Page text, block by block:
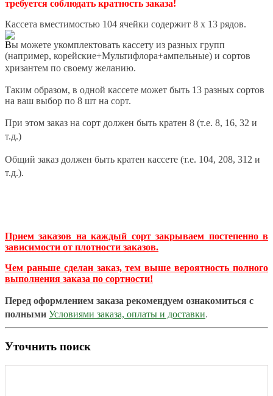
требуется соблюдать кратность заказа!
Кассета вместимостью 104 ячейки содержит 8 х 13 рядов.
Вы можете укомплектовать кассету из разных групп
(например, корейские+Мультифлора+ампельные) и сортов
хризантем по своему желанию.
Таким образом, в одной кассете может быть 13 разных сортов
на ваш выбор по 8 шт на сорт.
При этом заказ на сорт должен быть кратен 8 (т.е. 8, 16, 32 и
т.д.)
Общий заказ должен быть кратен кассете (т.е. 104, 208, 312 и
т.д.).
Прием заказов на каждый сорт закрываем постепенно в
зависимости от плотности заказов.
Чем раньше сделан заказ, тем выше вероятность полного
выполнения заказа по сортности!
Перед оформлением заказа рекомендуем ознакомиться с
полными Условиями заказа, оплаты и доставки.
Уточнить поиск